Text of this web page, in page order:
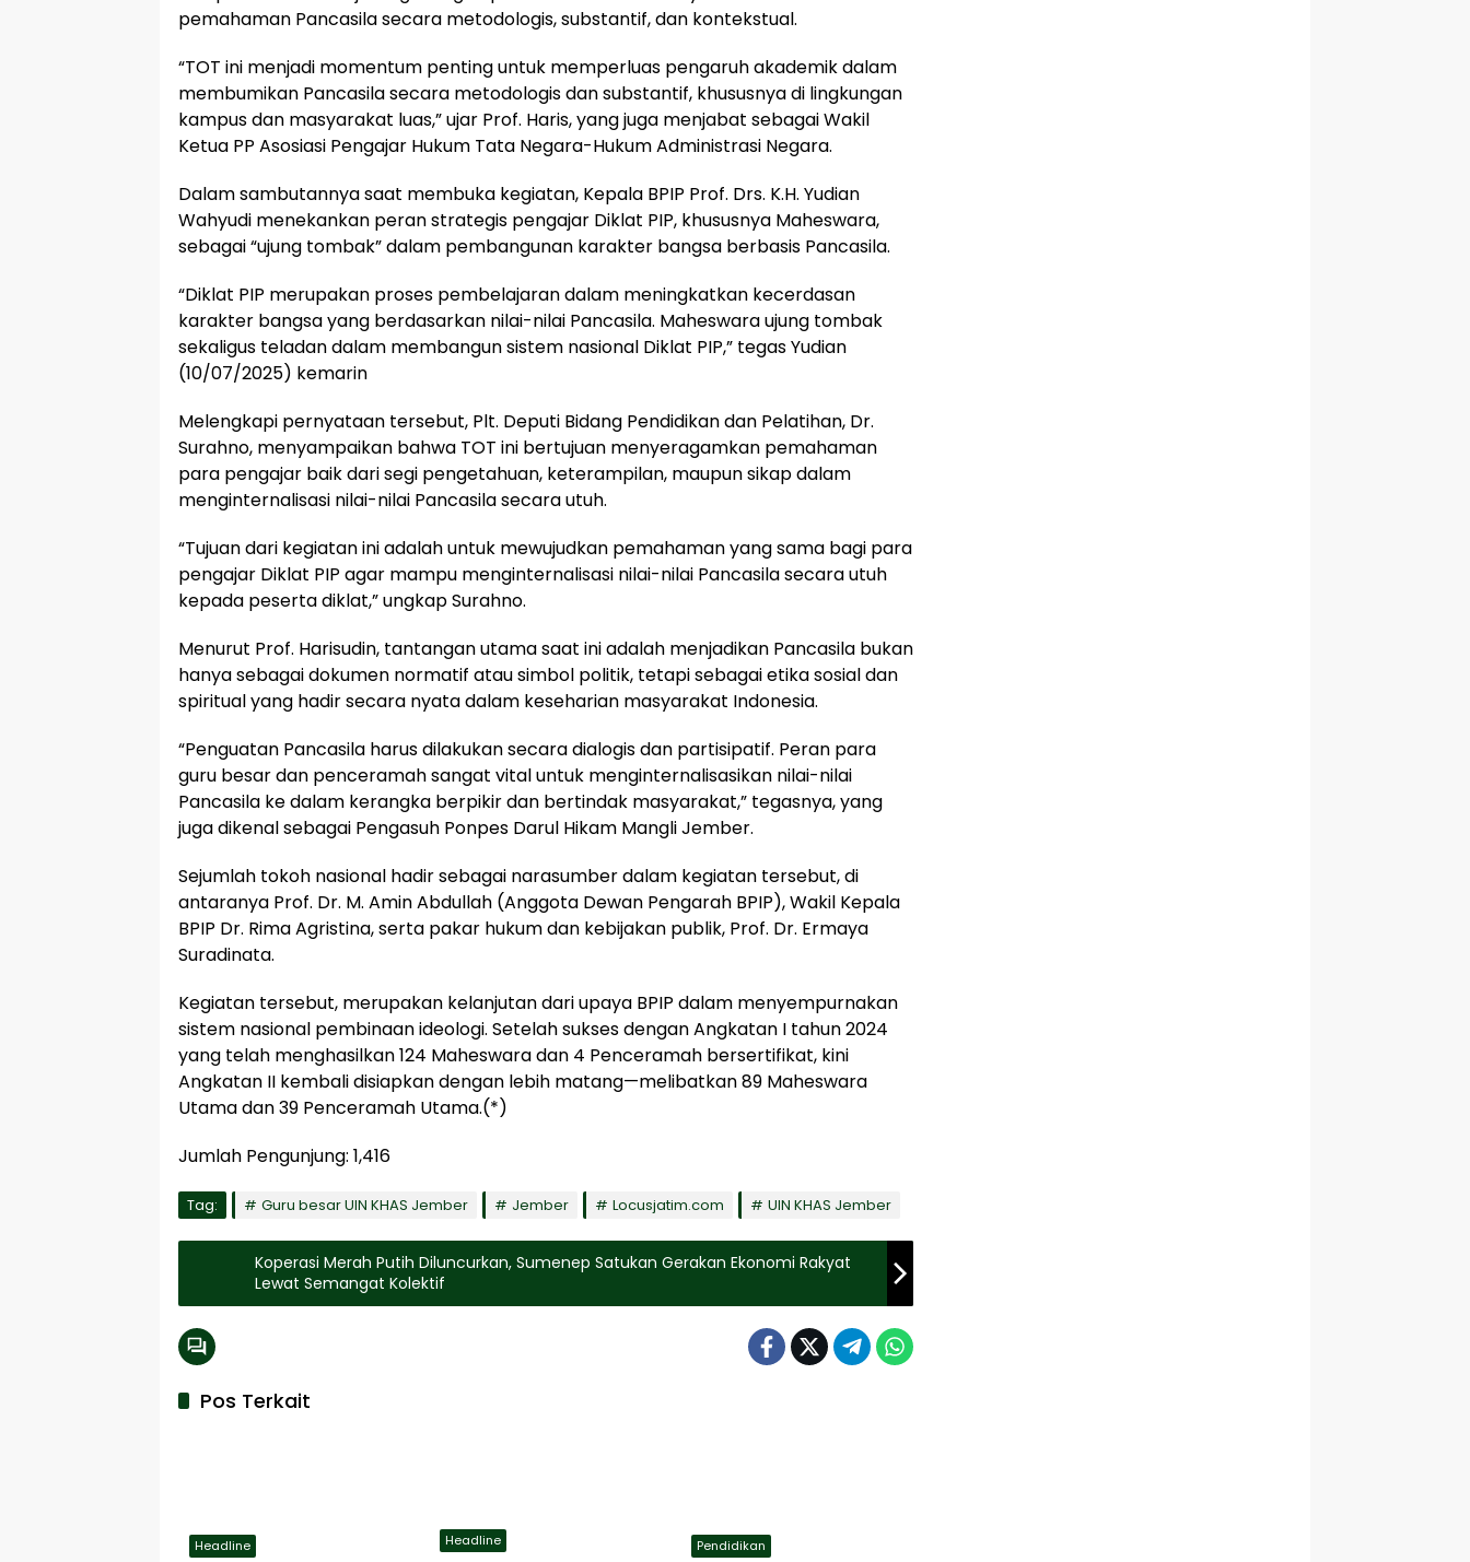
pemahaman Pancasila secara metodologis, substantif, dan kontekstual.
“TOT ini menjadi momentum penting untuk memperluas pengaruh akademik dalam
membumikan Pancasila secara metodologis dan substantif, khususnya di lingkungan
kampus dan masyarakat luas,” ujar Prof. Haris, yang juga menjabat sebagai Wakil
Ketua PP Asosiasi Pengajar Hukum Tata Negara-Hukum Administrasi Negara.
Dalam sambutannya saat membuka kegiatan, Kepala BPIP Prof. Drs. K.H. Yudian
Wahyudi menekankan peran strategis pengajar Diklat PIP, khususnya Maheswara,
sebagai “ujung tombak” dalam pembangunan karakter bangsa berbasis Pancasila.
“Diklat PIP merupakan proses pembelajaran dalam meningkatkan kecerdasan
karakter bangsa yang berdasarkan nilai-nilai Pancasila. Maheswara ujung tombak
sekaligus teladan dalam membangun sistem nasional Diklat PIP,” tegas Yudian
(10/07/2025) kemarin
Melengkapi pernyataan tersebut, Plt. Deputi Bidang Pendidikan dan Pelatihan, Dr.
Surahno, menyampaikan bahwa TOT ini bertujuan menyeragamkan pemahaman
para pengajar baik dari segi pengetahuan, keterampilan, maupun sikap dalam
menginternalisasi nilai-nilai Pancasila secara utuh.
“Tujuan dari kegiatan ini adalah untuk mewujudkan pemahaman yang sama bagi para
pengajar Diklat PIP agar mampu menginternalisasi nilai-nilai Pancasila secara utuh
kepada peserta diklat,” ungkap Surahno.
Menurut Prof. Harisudin, tantangan utama saat ini adalah menjadikan Pancasila bukan
hanya sebagai dokumen normatif atau simbol politik, tetapi sebagai etika sosial dan
spiritual yang hadir secara nyata dalam keseharian masyarakat Indonesia.
“Penguatan Pancasila harus dilakukan secara dialogis dan partisipatif. Peran para
guru besar dan penceramah sangat vital untuk menginternalisasikan nilai-nilai
Pancasila ke dalam kerangka berpikir dan bertindak masyarakat,” tegasnya, yang
juga dikenal sebagai Pengasuh Ponpes Darul Hikam Mangli Jember.
Sejumlah tokoh nasional hadir sebagai narasumber dalam kegiatan tersebut, di
antaranya Prof. Dr. M. Amin Abdullah (Anggota Dewan Pengarah BPIP), Wakil Kepala
BPIP Dr. Rima Agristina, serta pakar hukum dan kebijakan publik, Prof. Dr. Ermaya
Suradinata.
Kegiatan tersebut, merupakan kelanjutan dari upaya BPIP dalam menyempurnakan
sistem nasional pembinaan ideologi. Setelah sukses dengan Angkatan I tahun 2024
yang telah menghasilkan 124 Maheswara dan 4 Penceramah bersertifikat, kini
Angkatan II kembali disiapkan dengan lebih matang—melibatkan 89 Maheswara
Utama dan 39 Penceramah Utama.(*)
Jumlah Pengunjung: 1,416
Tag: Guru besar UIN KHAS Jember Jember Locusjatim.com UIN KHAS Jember
Koperasi Merah Putih Diluncurkan, Sumenep Satukan Gerakan Ekonomi Rakyat
Lewat Semangat Kolektif
Pos Terkait
Headline Headline Pendidikan